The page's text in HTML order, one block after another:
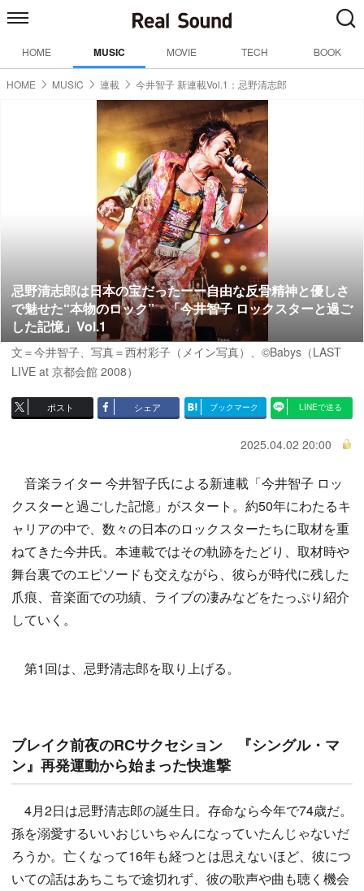
HOME MUSIC MOVIE TECH BOOK
HOME MUSIC 連載 今井智子 新連載Vol.1：忌野清志郎
忌野清志郎は日本の宝だったーー自由な反骨精神と優しさ
で魅せた“本物のロック” 「今井智子 ロックスターと過ご
した記憶」Vol.1
文＝今井智子、写真＝西村彩子（メイン写真）、©Babys（LAST
LIVE at 京都会館 2008）
ポスト シェア ブックマーク LINEで送る
2025.04.02 20:00
音楽ライター 今井智子氏による新連載「今井智子 ロッ
クスターと過ごした記憶」がスタート。約50年にわたるキ
ャリアの中で、数々の日本のロックスターたちに取材を重
ねてきた今井氏。本連載ではその軌跡をたどり、取材時や
舞台裏でのエピソードも交えながら、彼らが時代に残した
爪痕、音楽面での功績、ライブの凄みなどをたっぷり紹介
していく。
第1回は、忌野清志郎を取り上げる。
ブレイク前夜のRCサクセション 『シングル・マ
ン』再発運動から始まった快進撃
4月2日は忌野清志郎の誕生日。存命なら今年で74歳だ。
孫を溺愛するいいおじいちゃんになっていたんじゃないだ
ろうか。亡くなって16年も経つとは思えないほど、彼につ
いての話はあちこちで途切れず、彼の歌声や曲も聴く機会